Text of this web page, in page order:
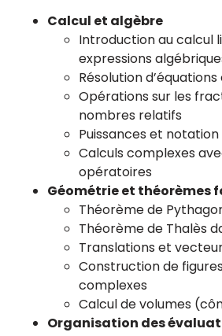
Calcul et algèbre
Introduction au calcul
expressions
Résolution
Opérations sur les
nombres relatifs
Puissances et
Calculs complexes
opératoires
Géométrie et théorèmes
Théorème de
Théorème de Thalès
Translations et
Construction de
complexes
Calcul de volumes
Organisation des